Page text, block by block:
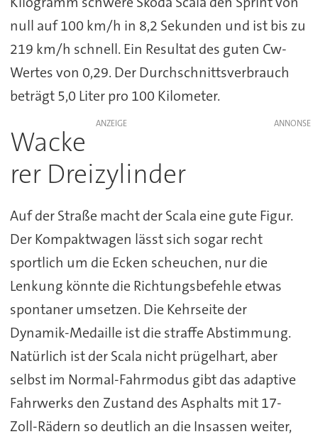
null auf 100 km/h in 8,2 Sekunden und ist bis zu
219 km/h schnell. Ein Resultat des guten Cw-
Wertes von 0,29. Der Durchschnittsverbrauch
beträgt 5,0 Liter pro 100 Kilometer.
ANZEIGE
Wacke
rer Dreizylinder
Auf der Straße macht der Scala eine gute Figur.
Der Kompaktwagen lässt sich sogar recht
sportlich um die Ecken scheuchen, nur die
Lenkung könnte die Richtungsbefehle etwas
spontaner umsetzen. Die Kehrseite der
Dynamik-Medaille ist die straffe Abstimmung.
Natürlich ist der Scala nicht prügelhart, aber
selbst im Normal-Fahrmodus gibt das adaptive
Fahrwerks den Zustand des Asphalts mit 17-
Zoll-Rädern so deutlich an die Insassen weiter,